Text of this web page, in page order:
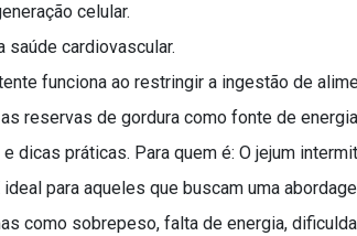
celular.
saúde cardiovascular.
funciona ao restringir a ingestão de
reservas de gordura como fonte de
dicas práticas. Para quem é: O jejum
para aqueles que buscam uma
como sobrepeso, falta de energia,